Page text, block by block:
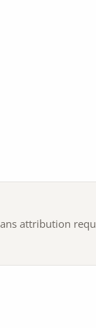
attribution